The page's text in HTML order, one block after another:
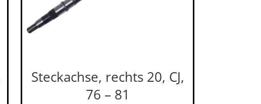
Steckachse, rechts 20, CJ,
76 – 81